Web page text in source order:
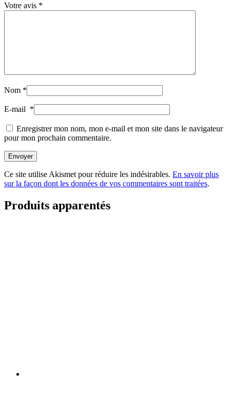
Votre avis *
Nom *
E-mail *
Enregistrer mon nom, mon e-mail et mon site dans le navigateur
pour mon prochain commentaire.
Envoyer
Ce site utilise Akismet pour réduire les indésirables. En savoir plus
sur la façon dont les données de vos commentaires sont traitées.
Produits apparentés